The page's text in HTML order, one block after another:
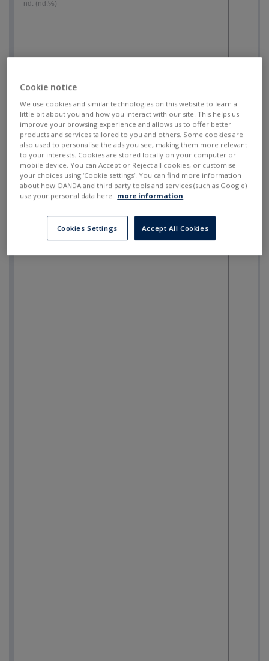
Cookie notice
We use cookies and similar technologies on this website to learn a
little bit about you and how you interact with our site. This helps us
improve your browsing experience and allows us to offer better
products and services tailored to you and others. Some cookies are
also used to personalise the ads you see, making them more relevant
to your interests. Cookies are stored locally on your computer or
mobile device. You can Accept or Reject all cookies, or customise
your choices using ‘Cookie settings’. You can find more information
about how OANDA and third party tools and services (such as Google)
use your personal data here: more information.
Cookies Settings Accept All Cookies